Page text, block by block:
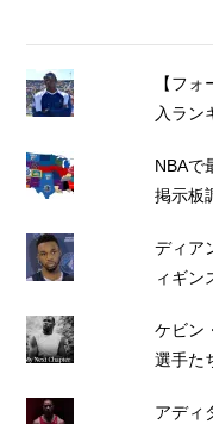
【フ
入ラン
NBAで
掲示板
ディア
ィギン
ケビン
選手た
アディ